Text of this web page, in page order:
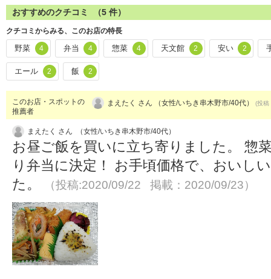
おすすめのクチコミ （5 件）
クチコミからみる、このお店の特長
野菜 4 弁当 4 惣菜 4 天文館 2 安い 2
エール 2 飯 2
このお店・スポットの
推薦者
まえたく さん （女性/いちき串木野市/40代） (投
まえたく さん （女性/いちき串木野市/40代）
お昼ご飯を買いに立ち寄りました。 惣
り弁当に決定！ お手頃価格で、おいし
た。
（投稿:2020/09/22 掲載：2020/09/23）